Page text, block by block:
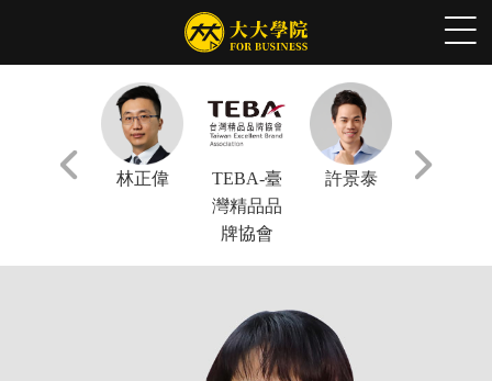
林正偉
TEBA-臺
灣精品品
牌協會
許景泰